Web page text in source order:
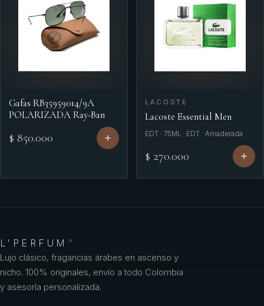
Gafas RB35959014/9A
POLARIZADA Ray-Ban
$ 850.000
LACOSTE
Lacoste Essential Men
EDT · 75ML · EDT · Amaderada
$ 270.000
L'PERFUM ®
Lujo clásico, fragancias árabes en ascenso y
nicho. 100% originales, envío a todo Colombia
y asesoría personalizada.